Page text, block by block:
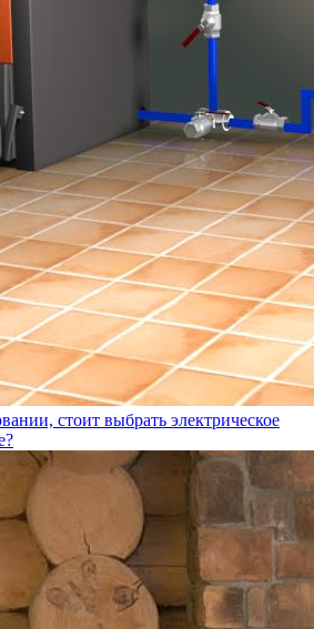
стоит выбрать электрическое